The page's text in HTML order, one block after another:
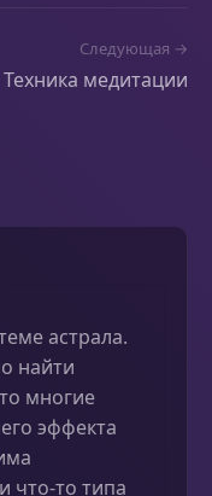
Следующая →
Техника медитации
астрала.
найти
многие
эффекта
что-то типа